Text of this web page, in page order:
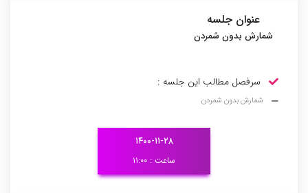
عنوان جلسه
شمارش بدون شمردن
سرفصل مطالب این جلسه :
شمارش بدون شمردن
۱۴۰۰-۱۱-۲۸
ساعت : ۱۱:۰۰